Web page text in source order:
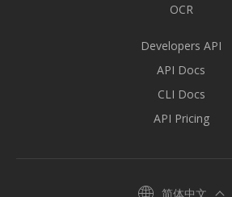
OCR
Developers API
API Docs
CLI Docs
API Pricing
简体中文